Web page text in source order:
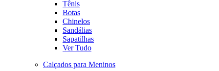
Tênis
Botas
Chinelos
Sandálias
Sapatilhas
Ver Tudo
Calçados para Meninos